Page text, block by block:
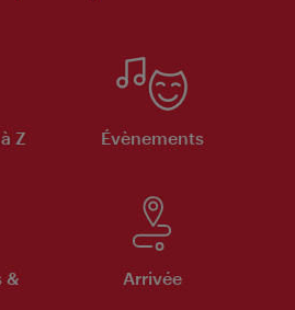
Z Évènements
&
Arrivée